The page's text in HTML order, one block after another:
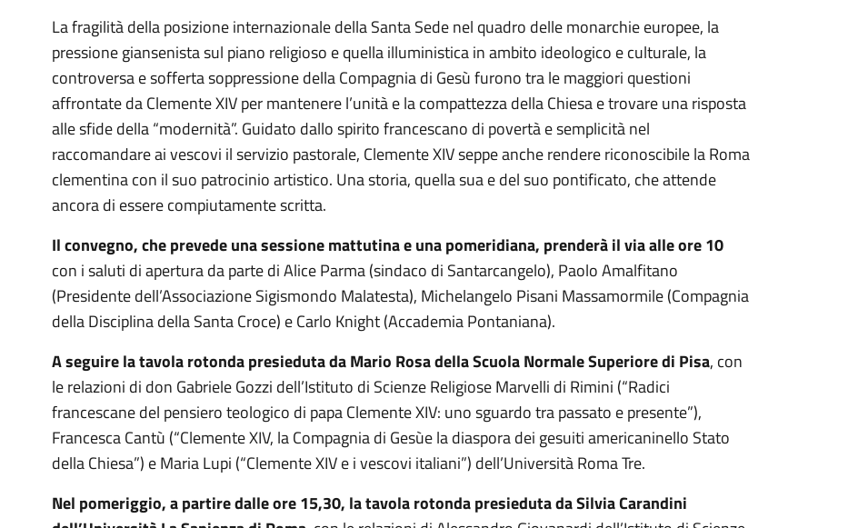
La fragilità della posizione internazionale della Santa Sede nel quadro delle monarchie europee, la
pressione giansenista sul piano religioso e quella illuministica in ambito ideologico e culturale, la
controversa e sofferta soppressione della Compagnia di Gesù furono tra le maggiori questioni
affrontate da Clemente XIV per mantenere l’unità e la compattezza della Chiesa e trovare una risposta
alle sfide della “modernità”. Guidato dallo spirito francescano di povertà e semplicità nel
raccomandare ai vescovi il servizio pastorale, Clemente XIV seppe anche rendere riconoscibile la Roma
clementina con il suo patrocinio artistico. Una storia, quella sua e del suo pontificato, che attende
ancora di essere compiutamente scritta.
Il convegno, che prevede una sessione mattutina e una pomeridiana, prenderà il via alle ore 10
con i saluti di apertura da parte di Alice Parma (sindaco di Santarcangelo), Paolo Amalfitano
(Presidente dell’Associazione Sigismondo Malatesta), Michelangelo Pisani Massamormile (Compagnia
della Disciplina della Santa Croce) e Carlo Knight (Accademia Pontaniana).
A seguire la tavola rotonda presieduta da Mario Rosa della Scuola Normale Superiore di Pisa, con
le relazioni di don Gabriele Gozzi dell’Istituto di Scienze Religiose Marvelli di Rimini (“Radici
francescane del pensiero teologico di papa Clemente XIV: uno sguardo tra passato e presente”),
Francesca Cantù (“Clemente XIV, la Compagnia di Gesùe la diaspora dei gesuiti americaninello Stato
della Chiesa”) e Maria Lupi (“Clemente XIV e i vescovi italiani”) dell’Università Roma Tre.
Nel pomeriggio, a partire dalle ore 15,30, la tavola rotonda presieduta da Silvia Carandini